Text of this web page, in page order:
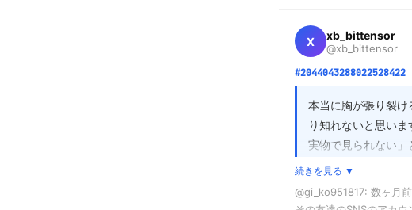
るケースも少なくありま
無理に睡眠を削ると、
確実に低下します。
自分に合った睡眠時間
実は、自分に最適な睡
@Neru_Drugstore: 自分
ン」を行うのが最も効果
X xb_bittensor
@xb_bittensor
#2044043288022528422
本当に胸が張り裂
り知れないと思い
実物で見られない
れません。
故人のアカウントは
続きを見る ▼
@gi_ko951817: 数ヶ月